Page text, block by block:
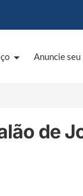
Anuncie
de